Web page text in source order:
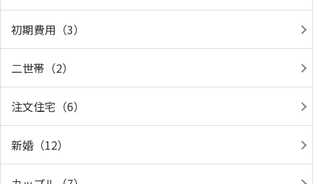
初期費用（3）
二世帯（2）
注文住宅（6）
新婚（12）